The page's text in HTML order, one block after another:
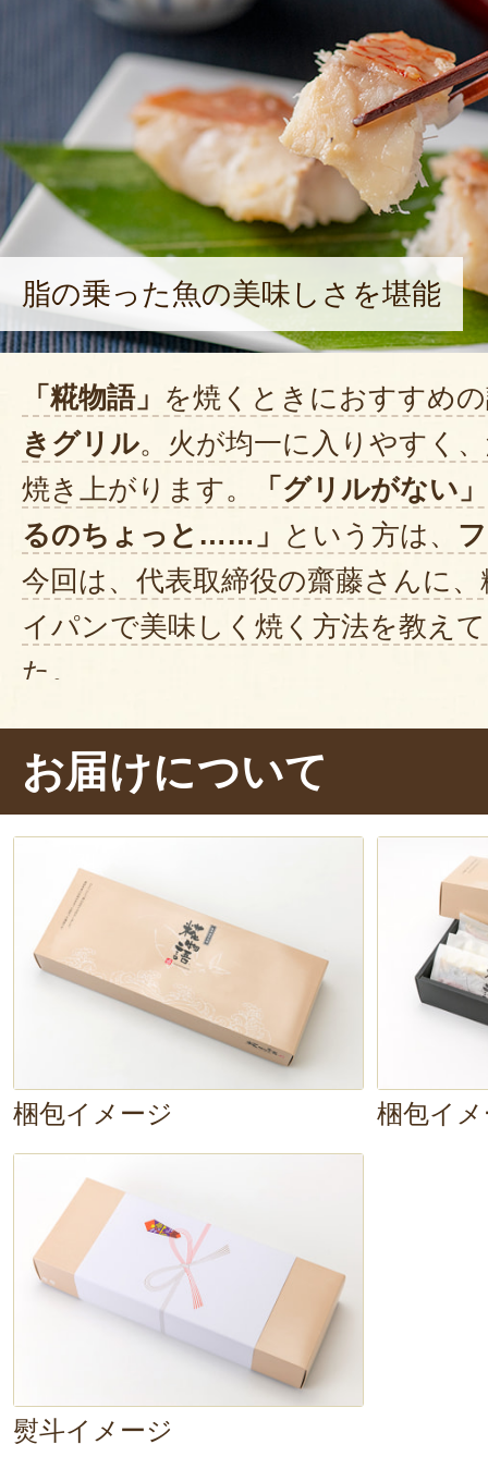
脂の乗った魚の美味しさを堪能
「糀物語」
を焼くときにおすすめ
きグリル。火が均一に入りやすく
焼き上がります。
「グリルがない
るのちょっと……」
という方は、
今回は、代表取締役の齋藤さんに
イパンで美味しく焼く方法を教え
た。
【フライパンを使った美味しい焼
1. 焦げ付きを防ぐため、魚につい
2. 魚の身がくっつき防止のため、
度丸めて、凹凸を作り、フライパ
3. 魚を入れて蓋をし、片面5分ほど
4. 焼き色がついてきたら裏返し、
5. お皿に盛り付けて完成！
とても柔らかい 商品なので、裏返
ないよう、注意が必要です。焼い
香ばしい香り
一口、いただきます。
パク！う〜ん、
魚の身はとてもふ
味噌もよく染みていますね。
と脂の乗った目抜の旨味が、噛む
ります。
一切れで、ご飯が進む進
お届けについて
梱包イメージ 梱包イ
熨斗イメージ